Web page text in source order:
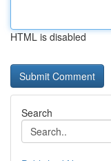
HTML is disabled
Search